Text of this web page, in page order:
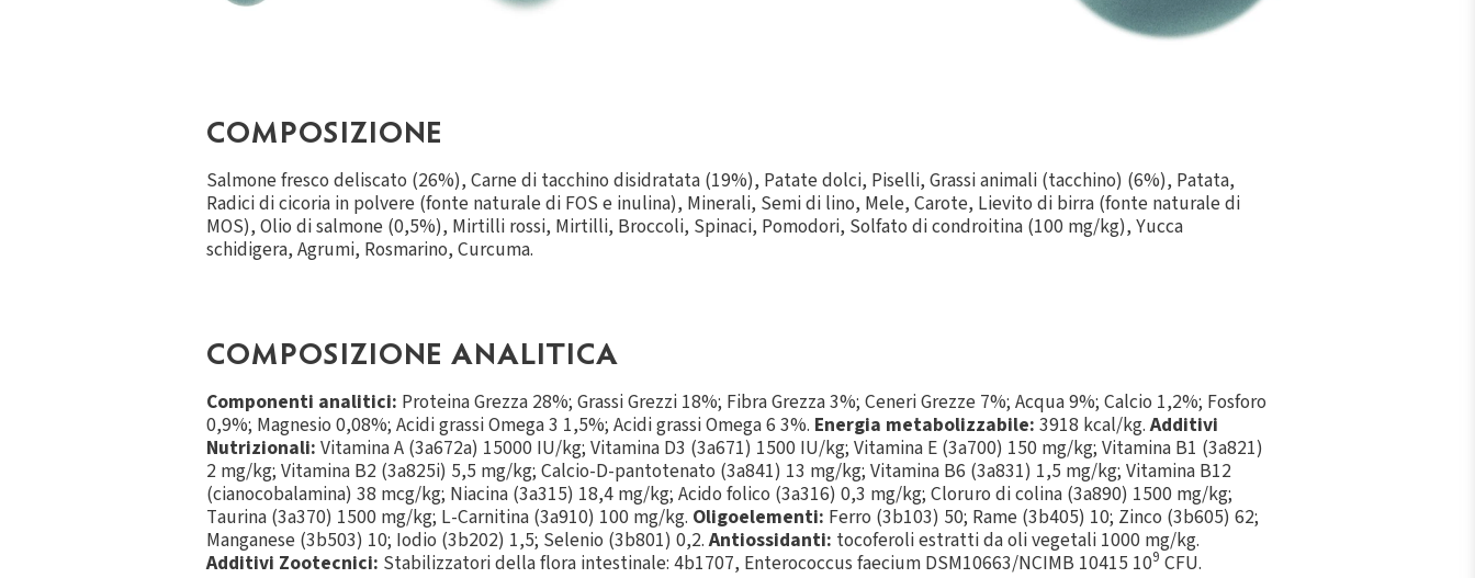
COMPOSIZIONE
Salmone fresco deliscato (26%), Carne di tacchino disidratata (19%), Patate dolci, Piselli, Grassi animali (tacchino) (6%), Patata,
Radici di cicoria in polvere (fonte naturale di FOS e inulina), Minerali, Semi di lino, Mele, Carote, Lievito di birra (fonte naturale di
MOS), Olio di salmone (0,5%), Mirtilli rossi, Mirtilli, Broccoli, Spinaci, Pomodori, Solfato di condroitina (100 mg/kg), Yucca
schidigera, Agrumi, Rosmarino, Curcuma.
COMPOSIZIONE ANALITICA
Componenti analitici: Proteina Grezza 28%; Grassi Grezzi 18%; Fibra Grezza 3%; Ceneri Grezze 7%; Acqua 9%; Calcio 1,2%; Fosforo
0,9%; Magnesio 0,08%; Acidi grassi Omega 3 1,5%; Acidi grassi Omega 6 3%. Energia metabolizzabile: 3918 kcal/kg.Additivi
Nutrizionali: Vitamina A (3a672a) 15000 IU/kg; Vitamina D3 (3a671) 1500 IU/kg; Vitamina E (3a700) 150 mg/kg; Vitamina B1 (3a821)
2 mg/kg; Vitamina B2 (3a825i) 5,5 mg/kg; Calcio-D-pantotenato (3a841) 13 mg/kg; Vitamina B6 (3a831) 1,5 mg/kg; Vitamina B12
(cianocobalamina) 38 mcg/kg; Niacina (3a315) 18,4 mg/kg; Acido folico (3a316) 0,3 mg/kg; Cloruro di colina (3a890) 1500 mg/kg;
Taurina (3a370) 1500 mg/kg; L-Carnitina (3a910) 100 mg/kg. Oligoelementi: Ferro (3b103) 50; Rame (3b405) 10; Zinco (3b605) 62;
Manganese (3b503) 10; Iodio (3b202) 1,5; Selenio (3b801) 0,2.Antiossidanti: tocoferoli estratti da oli vegetali 1000 mg/kg.
Additivi Zootecnici: Stabilizzatori della flora intestinale: 4b1707, Enterococcus faecium DSM10663/NCIMB 10415 109 CFU.